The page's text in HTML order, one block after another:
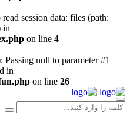
session data: files (path:
in
on line 4
Passing null to parameter #1
in
on line 26